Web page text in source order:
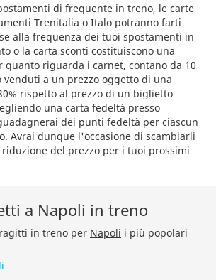
di frequente in treno, le carte
Trenitalia o Italo potranno farti
alla frequenza dei tuoi spostamenti in
o la carta sconti costituiscono una
quanto riguarda i carnet, contano da 10
venduti a un prezzo oggetto di una
rispetto al prezzo di un biglietto
una carta fedeltà presso
dei punti fedeltà per ciascun
Avrai dunque l'occasione di scambiarli
del prezzo per i tuoi prossimi
a Napoli in treno
in treno per Napoli i più popolari